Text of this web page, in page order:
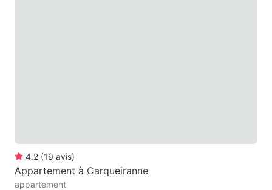
4.2 (19 avis)
Appartement à Carqueiranne
appartement